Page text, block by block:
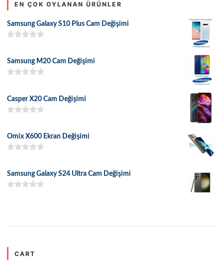
EN ÇOK OYLANAN ÜRÜNLER
Samsung Galaxy S10 Plus Cam Değişimi
Samsung M20 Cam Değişimi
Casper X20 Cam Değişimi
Omix X600 Ekran Değişimi
Samsung Galaxy S24 Ultra Cam Değişimi
CART